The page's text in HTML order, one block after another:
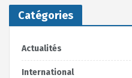
Catégories
Actualités
International